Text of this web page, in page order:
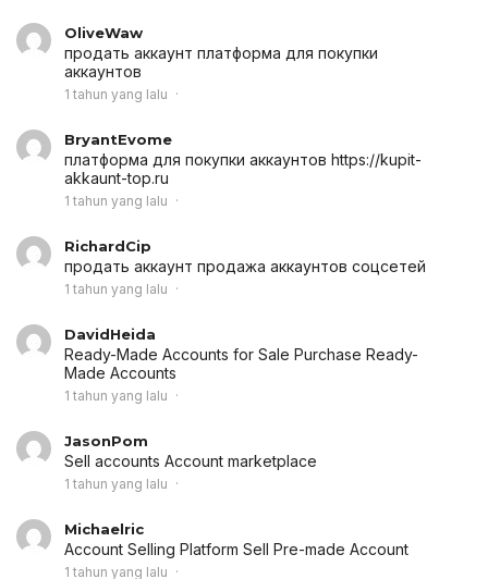
OliveWaw
продать аккаунт платформа для покупки
аккаунтов
1 tahun yang lalu
BryantEvome
платформа для покупки аккаунтов https://kupit-
akkaunt-top.ru
1 tahun yang lalu
RichardCip
продать аккаунт продажа аккаунтов соцсетей
1 tahun yang lalu
DavidHeida
Ready-Made Accounts for Sale Purchase Ready-
Made Accounts
1 tahun yang lalu
JasonPom
Sell accounts Account marketplace
1 tahun yang lalu
Michaelric
Account Selling Platform Sell Pre-made Account
1 tahun yang lalu